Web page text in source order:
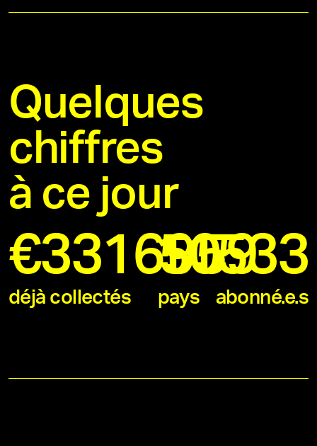
Quelques
chiffres
à ce jour
€3316959
déjà collectés
50
pays
11533
abonné.e.s